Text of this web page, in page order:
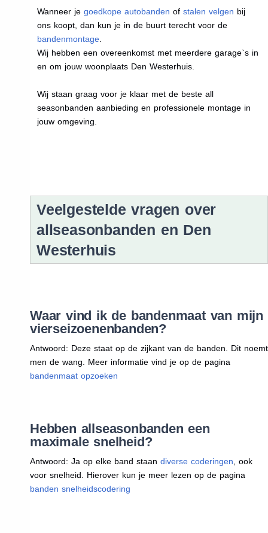
Wanneer je goedkope autobanden of stalen velgen bij
ons koopt, dan kun je in de buurt terecht voor de
bandenmontage.
Wij hebben een overeenkomst met meerdere garage`s in
en om jouw woonplaats Den Westerhuis.
Wij staan graag voor je klaar met de beste all
seasonbanden aanbieding en professionele montage in
jouw omgeving.
Veelgestelde vragen over
allseasonbanden en Den
Westerhuis
Waar vind ik de bandenmaat van mijn
vierseizoenenbanden?
Antwoord: Deze staat op de zijkant van de banden. Dit noemt
men de wang. Meer informatie vind je op de pagina
bandenmaat opzoeken
Hebben allseasonbanden een
maximale snelheid?
Antwoord: Ja op elke band staan diverse coderingen , ook
voor snelheid. Hierover kun je meer lezen op de pagina
banden snelheidscodering